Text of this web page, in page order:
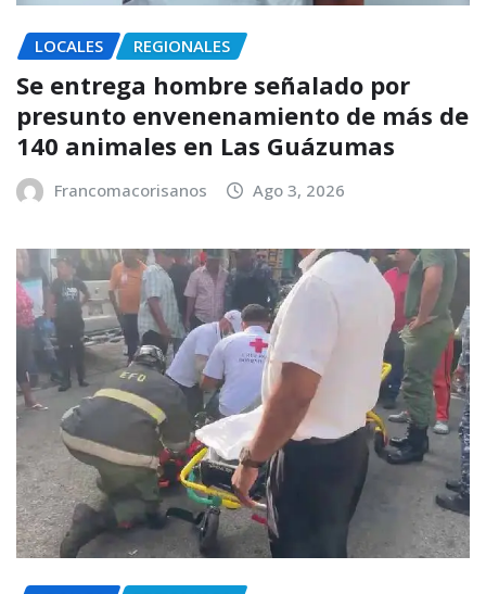
LOCALES REGIONALES
Se entrega hombre señalado por
presunto envenenamiento de más de
140 animales en Las Guázumas
Francomacorisanos Ago 3, 2026